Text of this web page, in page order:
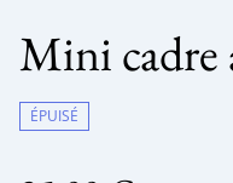
Mini cadre
ÉPUISÉ